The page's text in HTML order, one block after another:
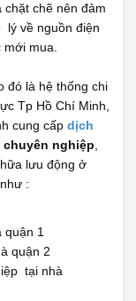
chẽ nên đảm
lý về nguồn điện
mua.
đó là hệ thống chi
Tp Hồ Chí Minh,
cung cấp dịch
chuyên nghiệp
lưu động ở
:
1
quận 2
tại nhà